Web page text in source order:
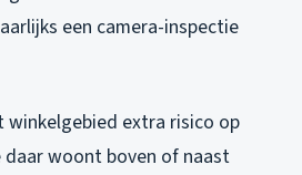
een camera-inspectie
winkelgebied extra risico op
woont boven of naast